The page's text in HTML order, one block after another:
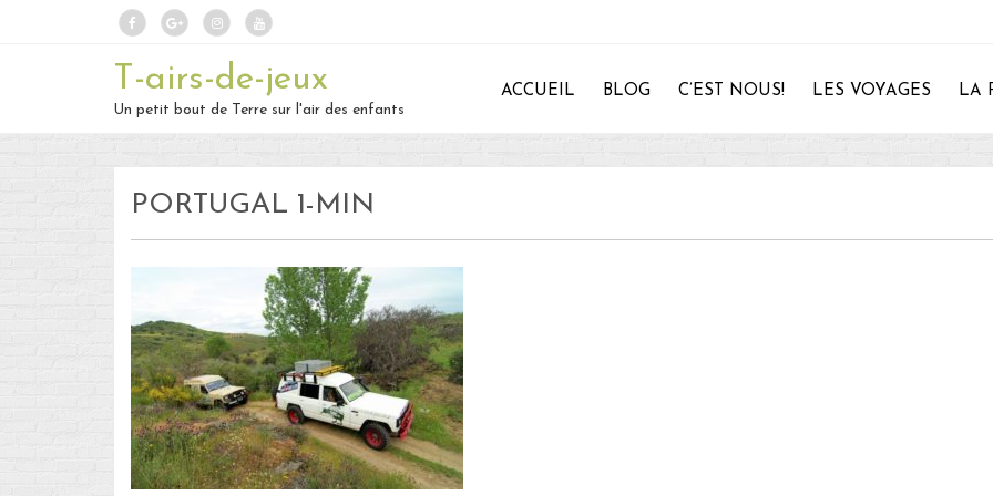
T-airs-de-jeux
Un petit bout de Terre sur l'air des enfants
ACCUEIL BLOG C’EST NOUS! LES VOYAGES LA
PORTUGAL 1-MIN